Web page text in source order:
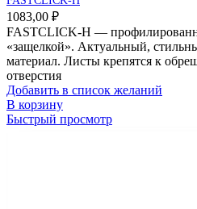
1083,00 ₽
FASTCLICK-Н —
«защелкой». Актуальный,
материал. Листы крепятся к
отверстия
Добавить в список желаний
В корзину
Быстрый просмотр